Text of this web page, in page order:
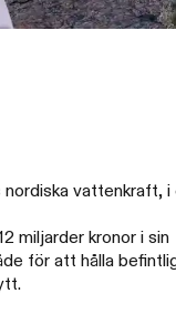
vattenkraft, i
miljarder kronor i sin
för att hålla